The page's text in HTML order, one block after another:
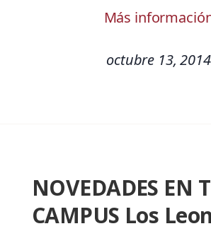
Más
octubre 13, 2014
NOVEDADES EN
CAMPUS Los